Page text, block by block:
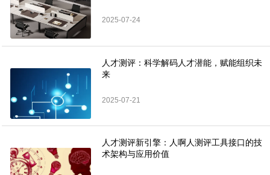
2025-07-24
人才测评：科学解码人才潜能，赋能组织未
来
2025-07-21
人才测评新引擎：人啊人测评工具接口的技
术架构与应用价值